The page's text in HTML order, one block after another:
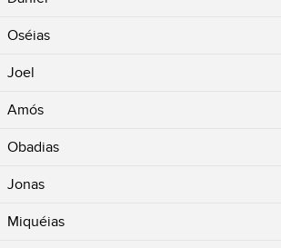
Oséias
Joel
Amós
Obadias
Jonas
Miquéias